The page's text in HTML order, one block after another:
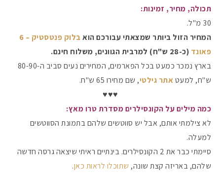
תכולה, מחיר, זמינות:
30 מ"ל.
המחיר הזול ביותר שמצאתי עבורכם הוא
בלוק פנטסטיק – 6
פאונד (כ-28 ש"ח) למרבית הגוונים, משלוח חינם.
בארץ נמכר כמעט בכל הפארמים, המחירים נעים סביב ה-80-90
ש"ח, למעט אתר גילטי, שם מחירו 65 ש"ח.
♥️♥️♥️
כמה מילים על הקונסילרים מסדרת טרו מאץ:
לא צילמתי אותם, אבל יש סווטשים שלהם בתמונת הסווטשים
למעלה.
סיימתי כבר את 2 הקונסילרים. בינתיים ראיתי שיצאה גרסה חדשה
שלהם, באריזה קצת שונה, שתוכלו לראות כאן.